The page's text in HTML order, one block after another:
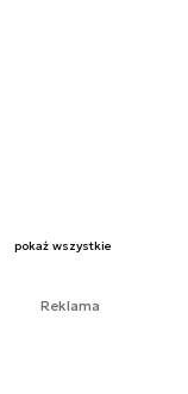
pokaż wszystkie
Reklama